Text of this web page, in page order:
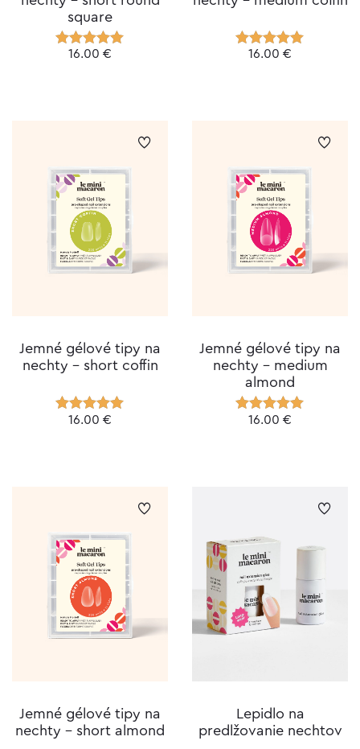
square
Hodnotenie
16.00 €
Hodnotenie
16.00 €
Jemné gélové tipy na
nechty – short coffin
Hodnotenie
16.00 €
Jemné gélové tipy na
nechty – medium
almond
Hodnotenie
16.00 €
Jemné gélové tipy na
nechty – short almond
Lepidlo na
predlžovanie nechtov